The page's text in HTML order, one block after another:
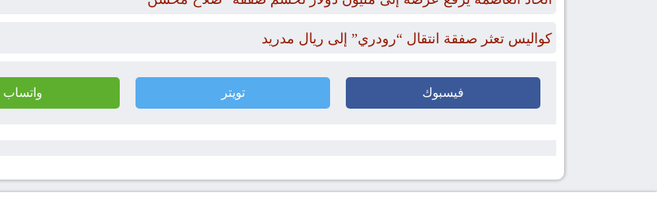
كواليس تعثر صفقة انتقال “رودري” إلى ريال مدريد
فيسبوك تويتر واتساب